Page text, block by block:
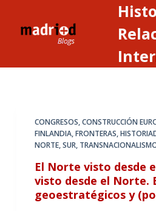
CONGRESOS,CONSTRUCCIÓN
FINLANDIA,FRONTERAS,
NORTE,SUR,
El Norte visto desde
visto desde el Norte.
geoestratégicos y